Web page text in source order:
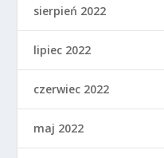
sierpień 2022
lipiec 2022
czerwiec 2022
maj 2022